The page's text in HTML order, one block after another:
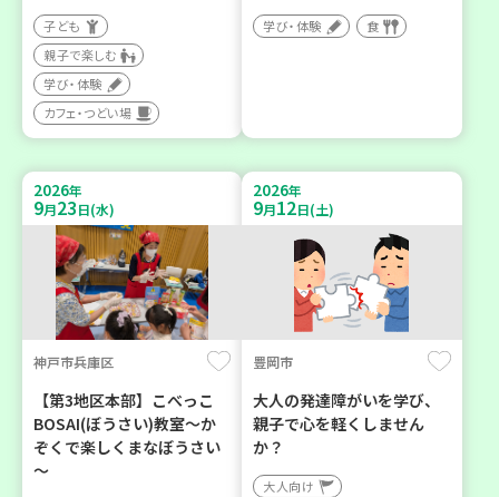
子ども
親子で楽しむ
学び・体験
カフェ・つどい場
学び・体験 食
2026年
9月23日(水)
神戸市兵庫区
【第3地区本部】こべっこ
BOSAI(ぼうさい)教室～か
ぞくで楽しくまなぼうさい
～
2026年
9月12日(土)
豊岡市
大人の発達障がいを学び、
親子で心を軽くしません
か？
大人向け